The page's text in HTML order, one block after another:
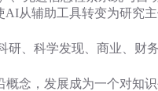
从辅助工具转变为研究主
研、科学发现、商业、财
念，发展成为一个对知